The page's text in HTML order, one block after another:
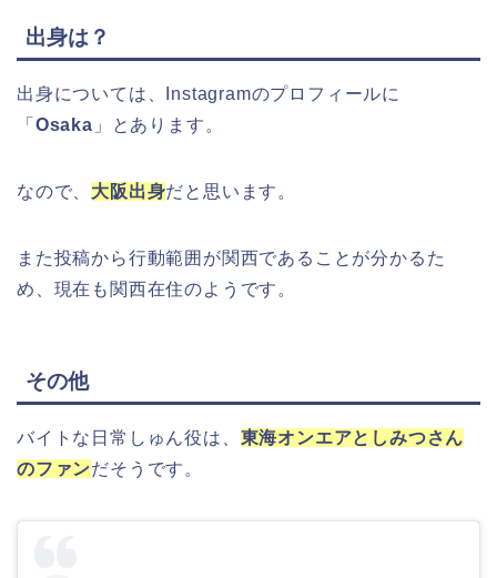
出身は？
出身については、Instagramのプロフィールに
「 Osaka 」とあります。
なので、 大阪出身だと思います。
また投稿から行動範囲が関西であることが分かるた
め、現在も関西在住のようです。
その他
バイトな日常しゅん役は、 東海オンエアとしみつさん
のファンだそうです。